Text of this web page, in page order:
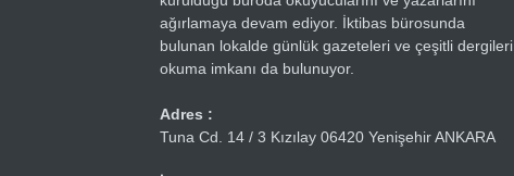
ağırlamaya devam ediyor. İktibas bürosunda
bulunan lokalde günlük gazeteleri ve çeşitli dergileri
okuma imkanı da bulunuyor.
Adres :
Tuna Cd. 14 / 3 Kızılay 06420 Yenişehir ANKARA